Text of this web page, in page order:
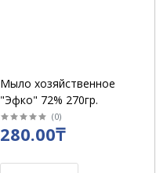
Мыло хозяйственное
"Эфко" 72% 270гр.
(0)
280.00₸